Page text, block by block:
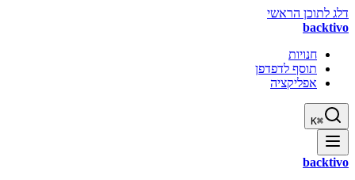
דלג לתוכן הראשי
backtivo
חנויות
תוסף לדפדפן
אפליקציה
⌘
K
backtivo